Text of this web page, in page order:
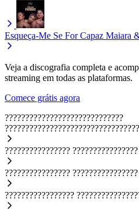
Esqueça-Me Se For Capaz Maiara
Veja a discografia completa e
streaming em todas as plataformas.
Comece grátis agora
?????????????????????????????
???????????????? ????????????????
???????????????? ????????????????
?????????????????